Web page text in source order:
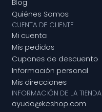
Blog
Quiénes Somos
CUENTA DE CLIENTE
Mi cuenta
Mis pedidos
Cupones de descuento
Información personal
Mis direcciones
INFORMACIÓN DE LA TIENDA
ayuda@keshop.com